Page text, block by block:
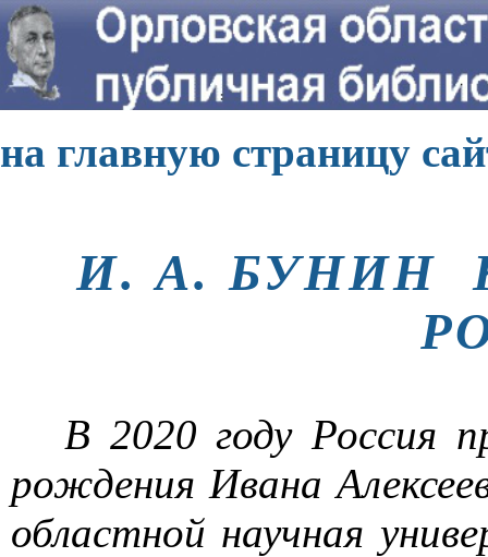
на главную страницу
И. А. БУНИН
В 2020 году Россия
рождения Ивана
областной научная